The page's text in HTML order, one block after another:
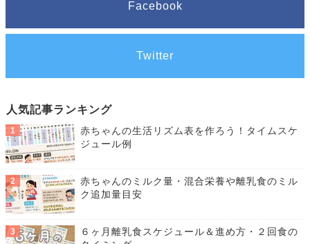
Facebook
Twitter
人気記事ランキング
赤ちゃんの生活リズム表を作ろう！タイムスケ
ジュール例
赤ちゃんのミルク量・混合栄養や離乳食のミル
ク追加量目安
６ヶ月離乳食スケジュール＆進め方・２回食の